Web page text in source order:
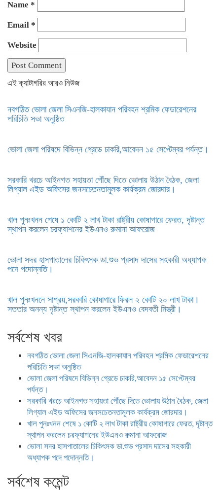
Name *
Email *
Website
এই ক্যাটাগরির আরও নিউজ
নবগঠিত ভোলা জেলা সিএনজি-হালকাযান পরিবহন শ্রমিক ফেডারেশনের
পরিচিতি সভা অনুষ্ঠিত
ভোলা জেলা পরিষদে বিভিন্ন গ্রেডে চাকরি,আবেদন ১৫ সেপ্টেম্বর পর্যন্ত।
সরকারি খরচে আইনগত সহায়তা পৌঁছে দিতে ভোলায় উঠান বৈঠক, জেলা
লিগ্যাল এইড অফিসের জনসচেতনতামূলক কার্যক্রম জোরদার।
খাল পুনঃখনন শেষে ১ কোটি ২ লাখ টাকা রাষ্ট্রীয় কোষাগারে ফেরত, দৃষ্টান্ত
স্থাপন করলেন চরফ্যাশনের ইউএনও রুমানা আফরোজ
ভোলা সদর হাসপাতালের চিকিৎসক ডা.শুভ প্রসাদ দাসের সহকারী অধ্যাপক
পদে পদোন্নতি।
খাল পুনঃখননে সাশ্রয়,সরকারি কোষাগারে ফিরল ২ কোটি ২০ লাখ টাকা।
সততার অনন্য দৃষ্টান্ত স্থাপন করলেন ইউএনও বেদবতী মিস্ত্রী।
সর্বশেষ খবর
নবগঠিত ভোলা জেলা সিএনজি-হালকাযান পরিবহন শ্রমিক ফেডারেশনের
পরিচিতি সভা অনুষ্ঠিত
ভোলা জেলা পরিষদে বিভিন্ন গ্রেডে চাকরি,আবেদন ১৫ সেপ্টেম্বর
পর্যন্ত।
সরকারি খরচে আইনগত সহায়তা পৌঁছে দিতে ভোলায় উঠান বৈঠক, জেলা
লিগ্যাল এইড অফিসের জনসচেতনতামূলক কার্যক্রম জোরদার।
খাল পুনঃখনন শেষে ১ কোটি ২ লাখ টাকা রাষ্ট্রীয় কোষাগারে ফেরত, দৃষ্টান্ত
স্থাপন করলেন চরফ্যাশনের ইউএনও রুমানা আফরোজ
ভোলা সদর হাসপাতালের চিকিৎসক ডা.শুভ প্রসাদ দাসের সহকারী
অধ্যাপক পদে পদোন্নতি।
সর্বশেষ কমেন্ট